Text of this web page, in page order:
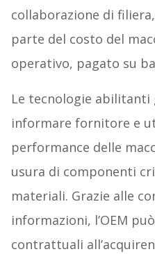
collaborazione di
parte del costo del
operativo, pagato su
Le tecnologie
informare fornitore e
performance delle
usura di componenti
materiali. Grazie alle
informazioni, l’OEM
contrattuali